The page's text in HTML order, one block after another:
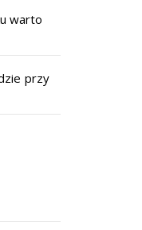
warto
przy